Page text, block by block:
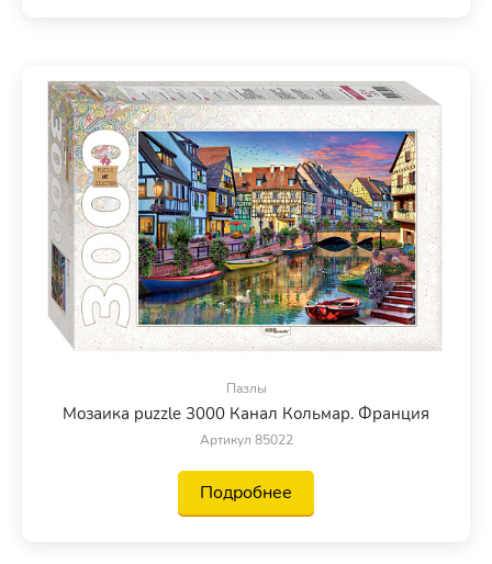
Пазлы
Мозаика puzzle 3000 Канал Кольмар. Франция
Артикул 85022
Подробнее